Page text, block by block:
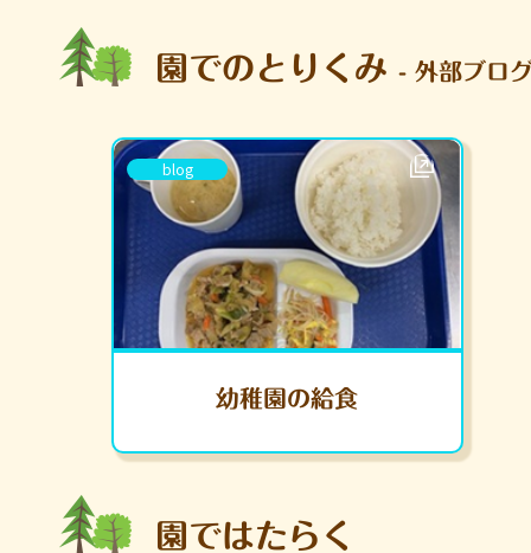
園でのとりくみ - 外部ブロ
blog
幼稚園の給食
園ではたらく